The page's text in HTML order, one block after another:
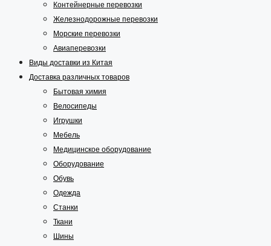
Контейнерные перевозки
Железнодорожные перевозки
Морские перевозки
Авиаперевозки
Виды доставки из Китая
Доставка различных товаров
Бытовая химия
Велосипеды
Игрушки
Мебель
Медицинское оборудование
Оборудование
Обувь
Одежда
Станки
Ткани
Шины